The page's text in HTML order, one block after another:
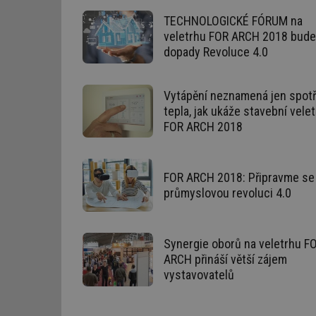
TECHNOLOGICKÉ FÓRUM na
veletrhu FOR ARCH 2018
dopady Revoluce 4.0
Vytápění neznamená jen
tepla, jak ukáže stavební
FOR ARCH 2018
FOR ARCH 2018: Připravme
průmyslovou revoluci 4.0
Synergie oborů na veletrhu
ARCH přináší větší zájem
vystavovatelů
g_csrf_token
id
id
mv
id